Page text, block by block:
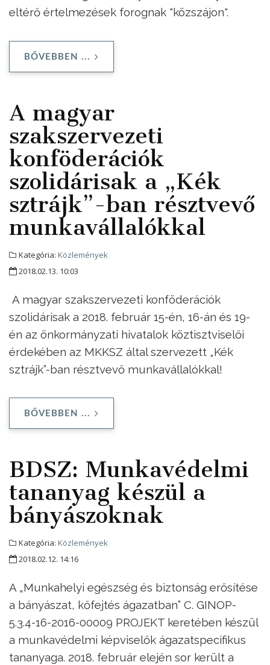
eltérő értelmezések forognak "közszájon".
BŐVEBBEN ...
A magyar
szakszervezeti
konföderációk
szolidárisak a „Kék
sztrájk”-ban résztvevő
munkavállalókkal
Kategória: Közlemények
2018.02.13. 10:03
A magyar szakszervezeti konföderációk
szolidárisak a 2018. február 15-én, 16-án és 19-
én az önkormányzati hivatalok köztisztviselői
érdekében az MKKSZ által szervezett „Kék
sztrájk”-ban résztvevő munkavállalókkal!
BŐVEBBEN ...
BDSZ: Munkavédelmi
tananyag készül a
bányászoknak
Kategória: Közlemények
2018.02.12. 14:16
A „Munkahelyi egészség és biztonság erősítése
a bányászat, kőfejtés ágazatban” C. GINOP-
5.3.4-16-2016-00009 PROJEKT keretében készül
a munkavédelmi képviselők ágazatspecifikus
tananyaga. 2018. február elején sor került a